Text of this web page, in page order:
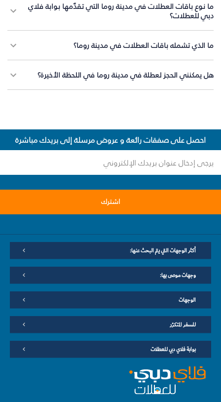
ما نوع باقات العطلات في مدينة روما التي تقدّمها بوابة فلاي
دبي للعطلات؟
ما الذي تشمله باقات العطلات في مدينة روما؟
هل يمكنني الحجز لعطلة في مدينة روما في اللحظة الأخيرة؟
احصل على صفقات رائعة و عروض مرسلة إلى بريدك مباشرة
اشترك
أكثر الوجهات التي يتم البحث عنها:
وجهات موصى بها:
الوجهات
للسفر المتكرّر
بوابة فلاي دبي للعطلات